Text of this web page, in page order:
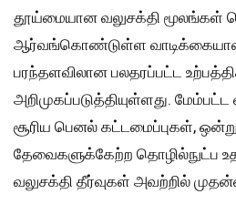
தூய்மையான வலுசக்தி மூலங்கள்
ஆர்வங்கொண்டுள்ள
பரந்தளவிலான பலதரப்பட்ட
அறிமுகப்படுத்தியுள்ளது.
சூரிய பெனல் கட்டமைப்புகள்,
தேவைகளுக்கேற்ற தொழில்நுட்ப
வலுசக்தி தீர்வுகள் அவற்றில்